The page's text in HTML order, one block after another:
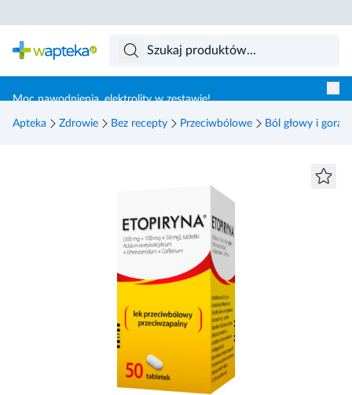
Moc nawodnienia, elektrolity w zestawie!
Apteka Zdrowie Bez recepty Przeciwbólowe Ból głowy i